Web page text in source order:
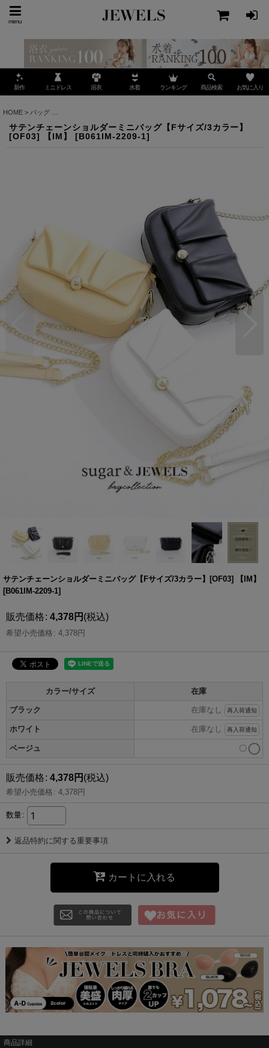
menu
新作 ミニドレス 浴衣 水着 ランキング 商品検索 お気に入り
HOME > バッグ
サテンチェーンショルダーミニバッグ【Fサイズ/3カラー】
[OF03] 【IM】
[B061IM-2209-1]
サテンチェーンショルダーミニバッグ【Fサイズ/3カラー】[OF03] 【IM】
[B061IM-2209-1]
販売価格: 4,378円 (税込)
希望小売価格 : 4,378円
カラー/サイズ 在庫
ブラック 在庫なし 再入荷通知
ホワイト 在庫なし 再入荷通知
ベージュ 〇
販売価格: 4,378円 (税込)
希望小売価格 : 4,378円
数量:
返品特約に関する重要事項
カートに入れる
商品詳細